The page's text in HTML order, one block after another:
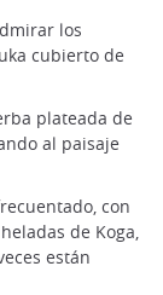
los
cubierto de
plateada de
al paisaje
con
de Koga,
están